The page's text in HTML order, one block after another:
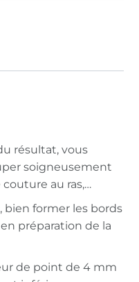
résultat, vous
soigneusement
au ras,…
bien former les bords
préparation de la
de point de 4 mm